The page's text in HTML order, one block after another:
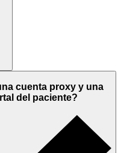
cuenta proxy y una
del paciente?